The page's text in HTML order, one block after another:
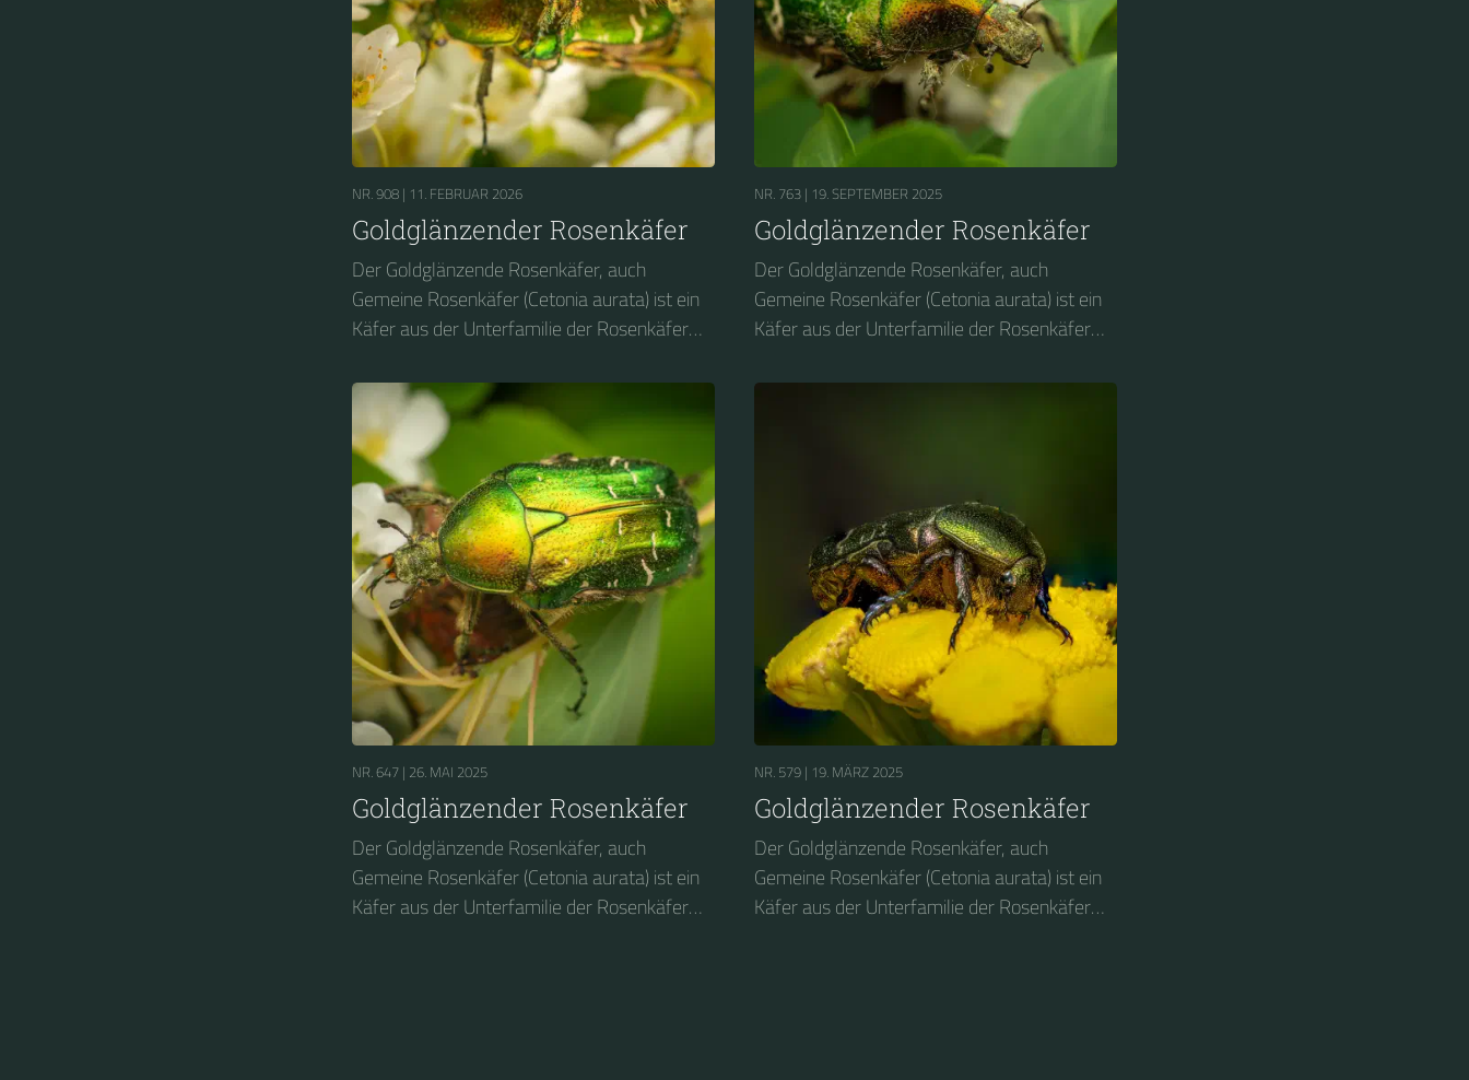
NR. 908 | 11. FEBRUAR 2026
Goldglänzender Rosenkäfer
Der Goldglänzende Rosenkäfer, auch
Gemeine Rosenkäfer (Cetonia aurata) ist ein
Käfer aus der Unterfamilie der Rosenkäfer
geschützten Käferarten und wurde in
Deutschland zum Insekt des Jahres 2000
gewählt....
NR. 763 | 19. SEPTEMBER 2025
Goldglänzender Rosenkäfer
Der Goldglänzende Rosenkäfer, auch
Gemeine Rosenkäfer (Cetonia aurata) ist ein
Käfer aus der Unterfamilie der Rosenkäfer
geschützten Käferarten und wurde in
NR. 647 | 26. MAI 2025
Goldglänzender Rosenkäfer
Der Goldglänzende Rosenkäfer, auch
Gemeine Rosenkäfer (Cetonia aurata) ist ein
Käfer aus der Unterfamilie der Rosenkäfer
NR. 579 | 19. MÄRZ 2025
Goldglänzender Rosenkäfer
Der Goldglänzende Rosenkäfer, auch
Gemeine Rosenkäfer (Cetonia aurata) ist ein
Käfer aus der Unterfamilie der Rosenkäfer